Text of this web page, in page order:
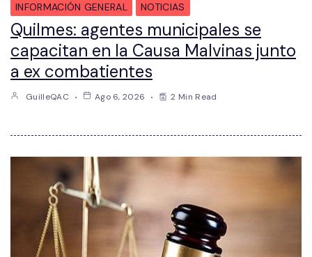
INFORMACIÓN GENERAL NOTICIAS
Quilmes: agentes municipales se
capacitan en la Causa Malvinas junto
a ex combatientes
GuilleQAC Ago 6, 2026 2 Min Read